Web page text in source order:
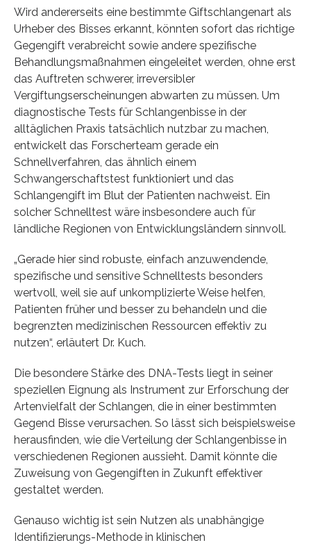
Wird andererseits eine bestimmte Giftschlangenart als
Urheber des Bisses erkannt, könnten sofort das richtige
Gegengift verabreicht sowie andere spezifische
Behandlungsmaßnahmen eingeleitet werden, ohne erst
das Auftreten schwerer, irreversibler
Vergiftungserscheinungen abwarten zu müssen. Um
diagnostische Tests für Schlangenbisse in der
alltäglichen Praxis tatsächlich nutzbar zu machen,
entwickelt das Forscherteam gerade ein
Schnellverfahren, das ähnlich einem
Schwangerschaftstest funktioniert und das
Schlangengift im Blut der Patienten nachweist. Ein
solcher Schnelltest wäre insbesondere auch für
ländliche Regionen von Entwicklungsländern sinnvoll.
„Gerade hier sind robuste, einfach anzuwendende,
spezifische und sensitive Schnelltests besonders
wertvoll, weil sie auf unkomplizierte Weise helfen,
Patienten früher und besser zu behandeln und die
begrenzten medizinischen Ressourcen effektiv zu
nutzen“, erläutert Dr. Kuch.
Die besondere Stärke des DNA-Tests liegt in seiner
speziellen Eignung als Instrument zur Erforschung der
Artenvielfalt der Schlangen, die in einer bestimmten
Gegend Bisse verursachen. So lässt sich beispielsweise
herausfinden, wie die Verteilung der Schlangenbisse in
verschiedenen Regionen aussieht. Damit könnte die
Zuweisung von Gegengiften in Zukunft effektiver
gestaltet werden.
Genauso wichtig ist sein Nutzen als unabhängige
Identifizierungs-Methode in klinischen